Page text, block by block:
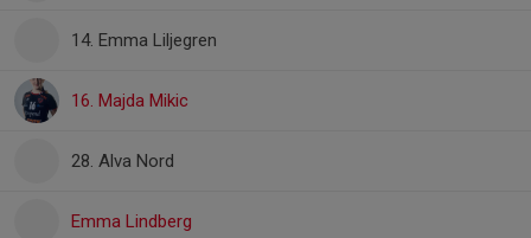
14. Emma Liljegren
16. Majda Mikic
28. Alva Nord
Emma Lindberg